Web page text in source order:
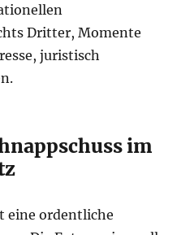
Dritter, Momente
juristisch
im
eine ordentliche